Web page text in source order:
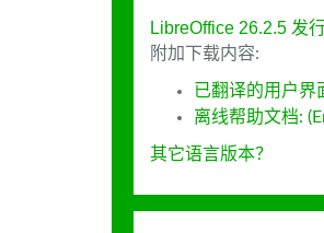
LibreOffice 26.2.5 发
附加下载内容:
已翻译的用户界
离线帮助文档:
其它语言版本？